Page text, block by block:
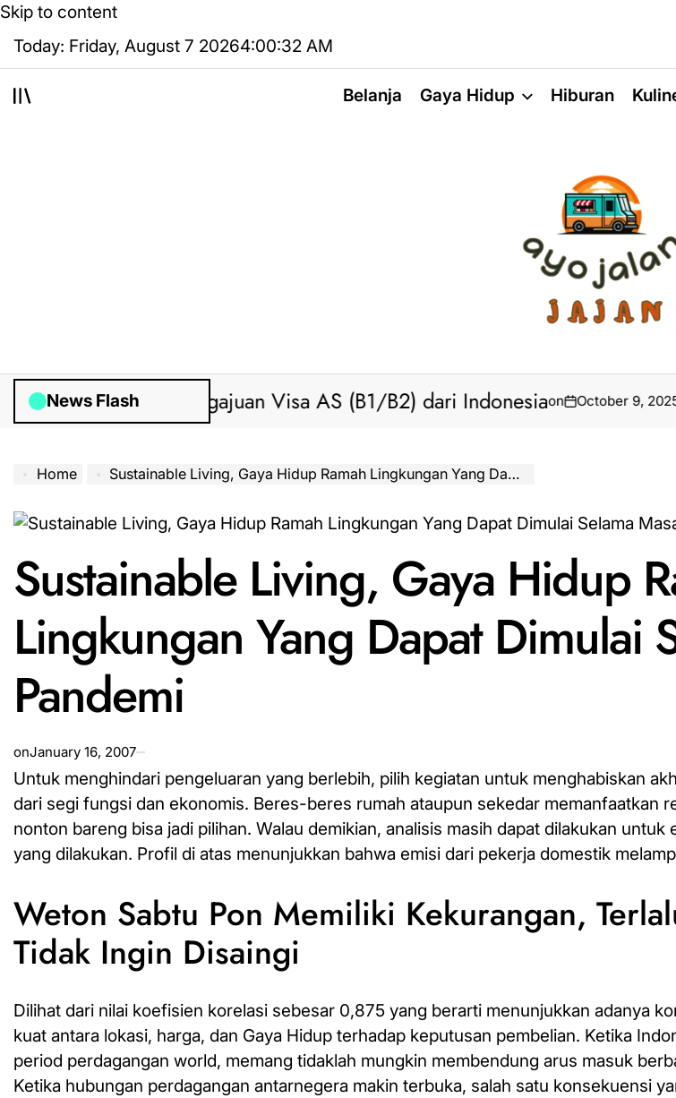
Skip to content
Today: Friday, August 7 20264:00:33 AM
Belanja Gaya Hidup Hiburan
News Flash
by Bantuan Pengajuan Visa AS (B1/B2) dari Indonesiaon October 9, 2025
Home Sustainable Living, Gaya Hidup Ramah Lingkungan Yang Dapat Dimulai Selama Masa Pandemi
Sustainable Living, Gaya Hidup
Lingkungan Yang Dapat Dimulai
Pandemi
onJanuary 16, 2007
Untuk menghindari pengeluaran yang berlebih, pilih kegiatan untuk menghabiskan
dari segi fungsi dan ekonomis. Beres-beres rumah ataupun sekedar memanfaatkan
nonton bareng bisa jadi pilihan. Walau demikian, analisis masih dapat dilakukan untuk
yang dilakukan. Profil di atas menunjukkan bahwa emisi dari pekerja domestik
Weton Sabtu Pon Memiliki Kekurangan,
Tidak Ingin Disaingi
Dilihat dari nilai koefisien korelasi sebesar 0,875 yang berarti menunjukkan adanya
kuat antara lokasi, harga, dan Gaya Hidup terhadap keputusan pembelian. Ketika
period perdagangan world, memang tidaklah mungkin membendung arus masuk
Ketika hubungan perdagangan antarnegera makin terbuka, salah satu konsekuensi